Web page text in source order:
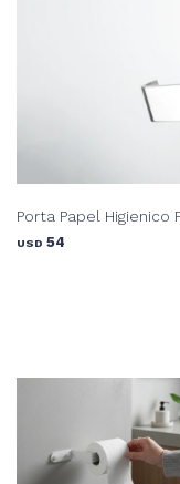
Porta Papel Higienico
USD 54